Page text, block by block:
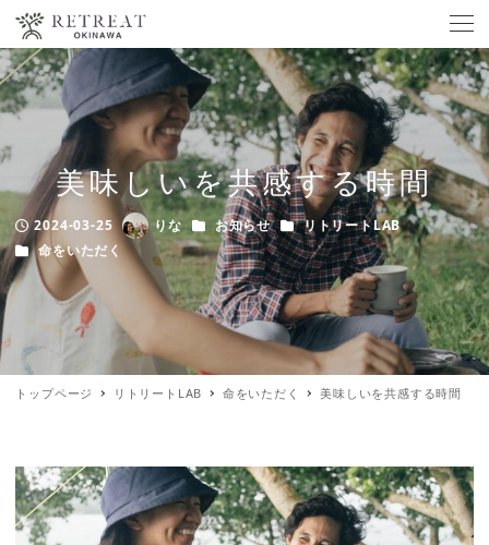
美味しいを共感する時間
Published
2024-03-25
Author
りな カテゴリー
お知らせ カテゴリー
リトリートLAB
カテゴリー
命をいただく
トップページ リトリートLAB 命をいただく 美味しいを共感する時間